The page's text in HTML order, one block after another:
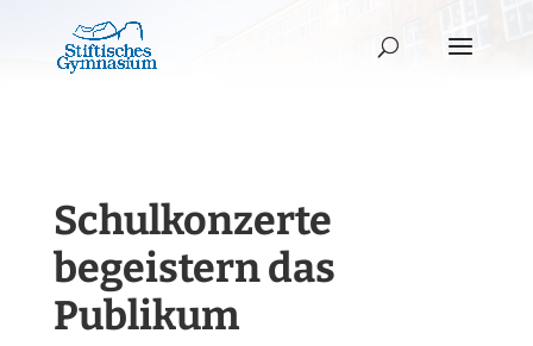
Schulkonzerte
begeistern das
Publikum